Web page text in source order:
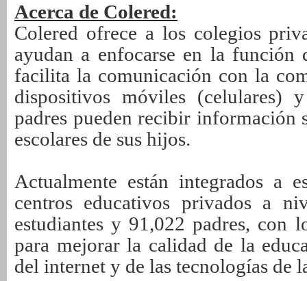
Acerca de Colered:
Colered ofrece a los colegios
ayudan a enfocarse en la función
facilita la comunicación con la
dispositivos móviles
padres pueden recibir información
escolares de sus hijos.
Actualmente están integrados a
centros educativos privados a
estudiantes y 91,022 padres, con
para mejorar la calidad de la
del internet y de las tecnologías de